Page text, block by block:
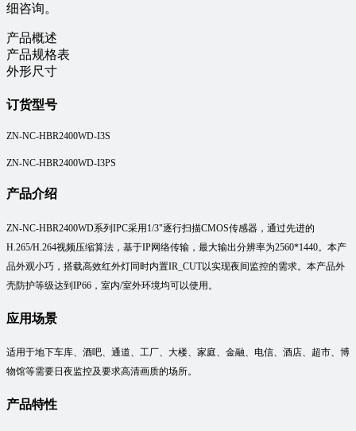
细咨询。
产品概述
产品规格表
外形尺寸
订货型号
ZN-NC-HBR2400WD-I3S
ZN-NC-HBR2400WD-I3PS
产品介绍
ZN-NC-HBR2400WD系列IPC采用1/3"逐行扫描CMOS传感器，通过先进的
H.265/H.264视频压缩算法，基于IP网络传输，最大输出分辨率为2560*1440。本产
品外观小巧，搭载高效红外灯同时内置IR_CUT以实现夜间监控的需求。本产品外
壳防护等级达到IP66，室内/室外环境均可以使用。
应用场景
适用于地下车库、酒吧、通道、工厂、大楼、家庭、金融、电信、酒店、超市、博
物馆等需要日夜监控及要求高清画质的场所。
产品特性